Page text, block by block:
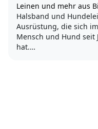
Leinen und mehr aus
Halsband und
Ausrüstung, die sich
Mensch und Hund
hat.